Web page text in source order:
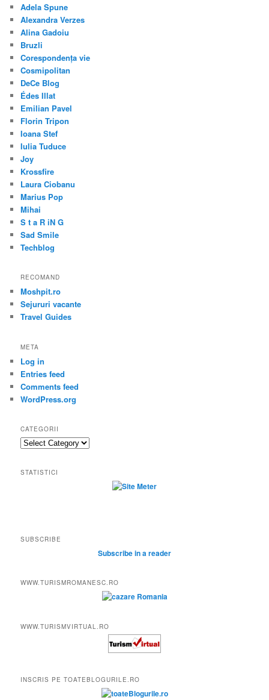
Adela Spune
Alexandra Verzes
Alina Gadoiu
Bruzli
Corespondența vie
Cosmipolitan
DeCe Blog
Édes Illat
Emilian Pavel
Florin Tripon
Ioana Stef
Iulia Tuduce
Joy
Krossfire
Laura Ciobanu
Marius Pop
Mihai
S t a R iN G
Sad Smile
Techblog
RECOMAND
Moshpit.ro
Sejururi vacante
Travel Guides
META
Log in
Entries feed
Comments feed
WordPress.org
CATEGORII
Categorii
STATISTICI
SUBSCRIBE
Subscribe in a reader
WWW.TURISMROMANESC.RO
WWW.TURISMVIRTUAL.RO
INSCRIS PE TOATEBLOGURILE.RO